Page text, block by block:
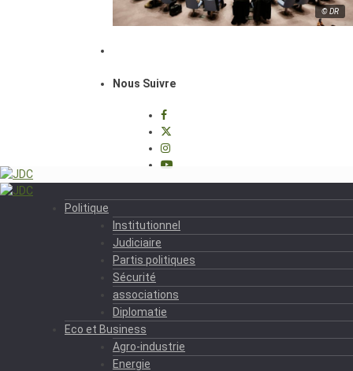
© DR
Nous Suivre
Politique
Institutionnel
Judiciaire
Partis politiques
Sécurité
associations
Diplomatie
Eco et Business
Agro-industrie
Energie